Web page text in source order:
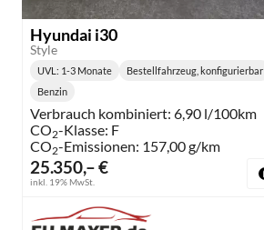
Hyundai i30
Style
25.350,– €
inkl. 19% MwSt.
Lieferzeit:
UVL : 1-3 Monate Bestellfahrzeug, konfigurierbar
Kraftstoff:
Benzin
Verbrauch kombiniert: 6,90 l/100km
CO2-Klasse: F
CO2-Emissionen: 157,00 g/km